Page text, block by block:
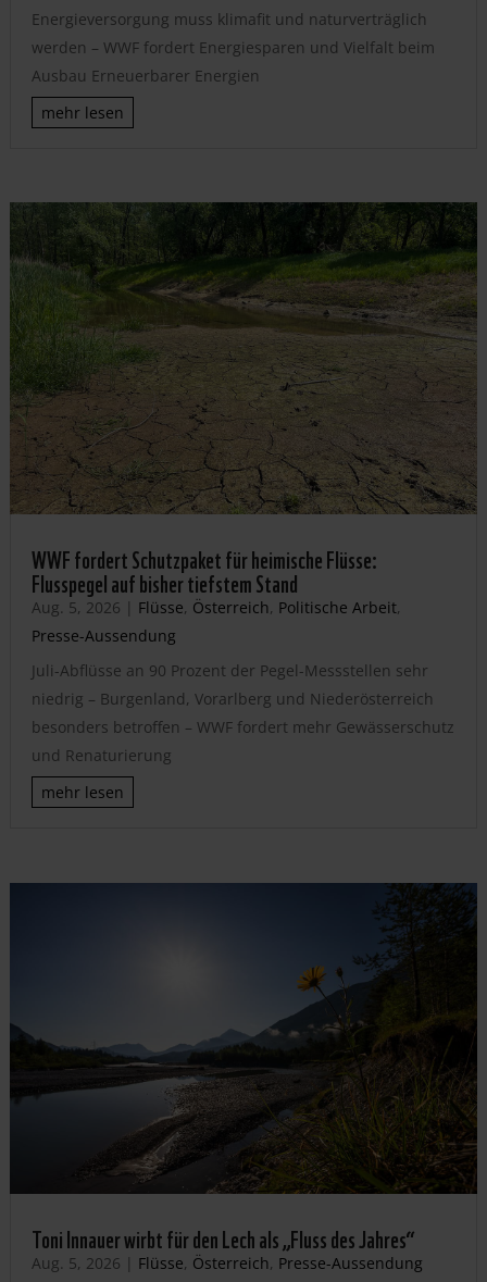
Energieversorgung muss klimafit und naturverträglich
werden – WWF fordert Energiesparen und Vielfalt beim
Ausbau Erneuerbarer Energien
mehr lesen
WWF fordert Schutzpaket für heimische Flüsse:
Flusspegel auf bisher tiefstem Stand
Aug. 5, 2026 | Flüsse, Österreich, Politische Arbeit,
Presse-Aussendung
Juli-Abflüsse an 90 Prozent der Pegel-Messstellen sehr
niedrig – Burgenland, Vorarlberg und Niederösterreich
besonders betroffen – WWF fordert mehr Gewässerschutz
und Renaturierung
mehr lesen
Toni Innauer wirbt für den Lech als „Fluss des Jahres“
Aug. 5, 2026 | Flüsse, Österreich, Presse-Aussendung